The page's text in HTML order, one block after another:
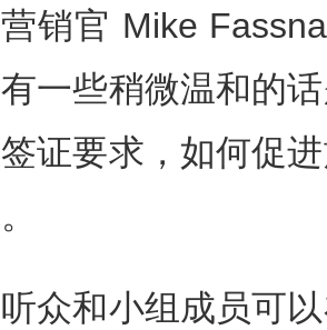
营销官 Mike
有一些稍微温和的
签证要求，如何促
。
听众和小组成员可